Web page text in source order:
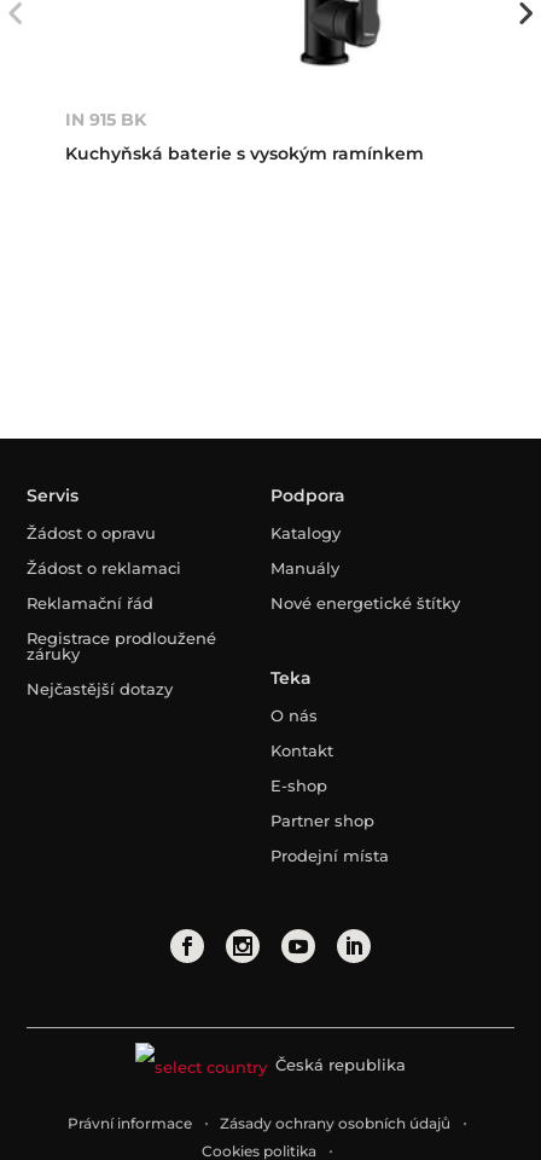
IN 915 BK
Kuchyňská baterie s vysokým ramínkem
Servis
Žádost o opravu
Žádost o reklamaci
Reklamační řád
Registrace prodloužené
záruky
Nejčastější dotazy
Podpora
Katalogy
Manuály
Nové energetické štítky
Teka
O nás
Kontakt
E-shop
Partner shop
Prodejní místa
Česká republika
Právní informace
Zásady ochrany osobních údajů
Cookies politika